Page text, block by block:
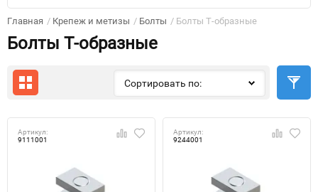
Главная / Крепеж и метизы / Болты / Болты Т-образные
Болты Т-образные
Сортировать по:
Артикул:
9111001
Артикул:
9244001